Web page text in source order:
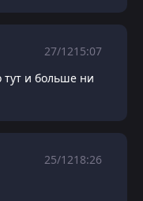
27/1215:07
и больше ни
25/1218:26